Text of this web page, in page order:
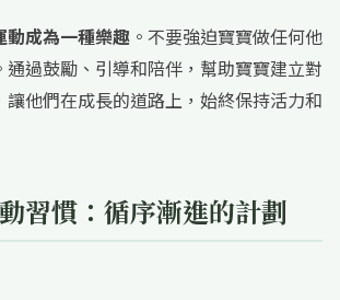
動成為一種樂趣 。不要強迫寶寶做任何他
過鼓勵、引導和陪伴，幫助寶寶建立對
他們在成長的道路上，始終保持活力和
習慣：循序漸進的計劃